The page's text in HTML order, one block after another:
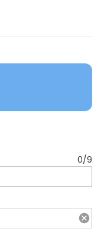
0/9